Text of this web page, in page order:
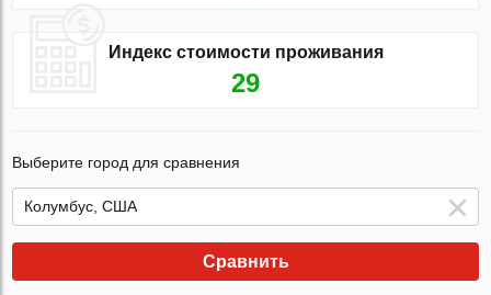
Индекс стоимости проживания
29
Выберите город для сравнения
Сравнить